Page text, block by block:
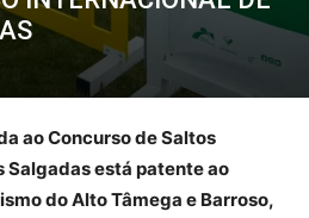
ao Concurso de Saltos
Salgadas está patente ao
do Alto Tâmega e Barroso,